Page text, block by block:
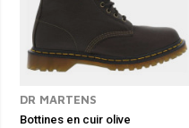
DR MARTENS
Bottines en cuir olive